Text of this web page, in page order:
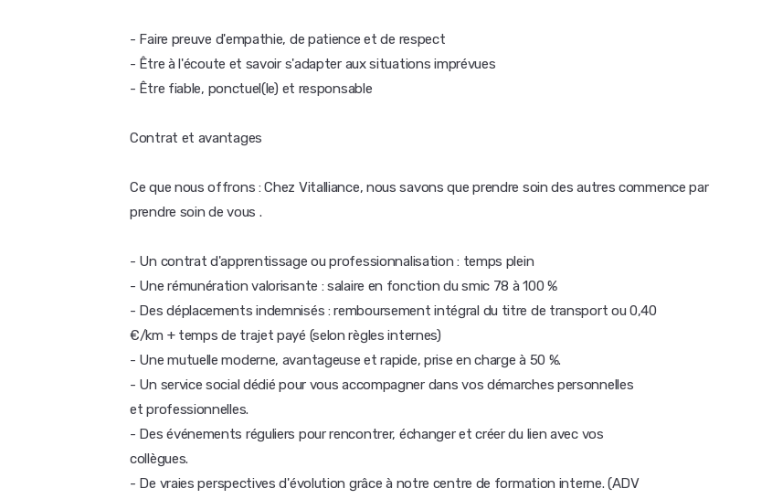
- Faire preuve d'empathie, de patience et de respect
- Être à l'écoute et savoir s'adapter aux situations imprévues
- Être fiable, ponctuel(le) et responsable
Contrat et avantages
Ce que nous offrons : Chez Vitalliance, nous savons que prendre soin des autres commence par
prendre soin de vous .
- Un contrat d'apprentissage ou professionnalisation : temps plein
- Une rémunération valorisante : salaire en fonction du smic 78 à 100 %
- Des déplacements indemnisés : remboursement intégral du titre de transport ou 0,40
€/km + temps de trajet payé (selon règles internes)
- Une mutuelle moderne, avantageuse et rapide, prise en charge à 50 %.
- Un service social dédié pour vous accompagner dans vos démarches personnelles
et professionnelles.
- Des événements réguliers pour rencontrer, échanger et créer du lien avec vos
collègues.
- De vraies perspectives d'évolution grâce à notre centre de formation interne. (ADV